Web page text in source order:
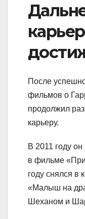
После
фильмов о
продолжил
карьеру.
В 2011 году
в фильме
году снялся в
«Малыш на
Шеханом и